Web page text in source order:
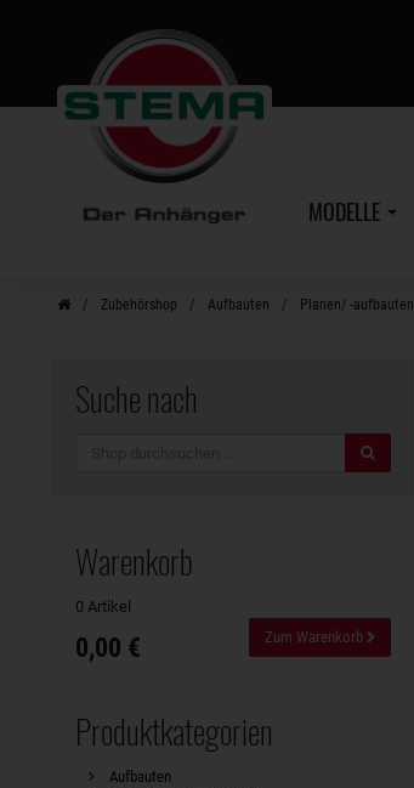
MODELLE
Zubehörshop Aufbauten Planen/ -aufbauten
Suche nach
Warenkorb
0 Artikel
0,00 € Zum Warenkorb
Produktkategorien
Aufbauten